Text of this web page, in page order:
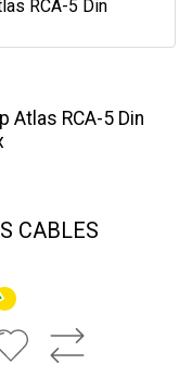
Atlas RCA-5 Din
CABLES